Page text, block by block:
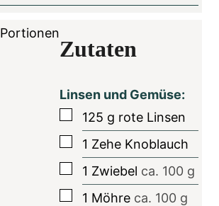
i
n
e
n
Portionen
Zutaten
Linsen und Gemüse:
▢
125 g rote Linsen
▢
1 Zehe Knoblauch
▢
1 Zwiebel ca. 100 g
▢
1 Möhre ca. 100 g